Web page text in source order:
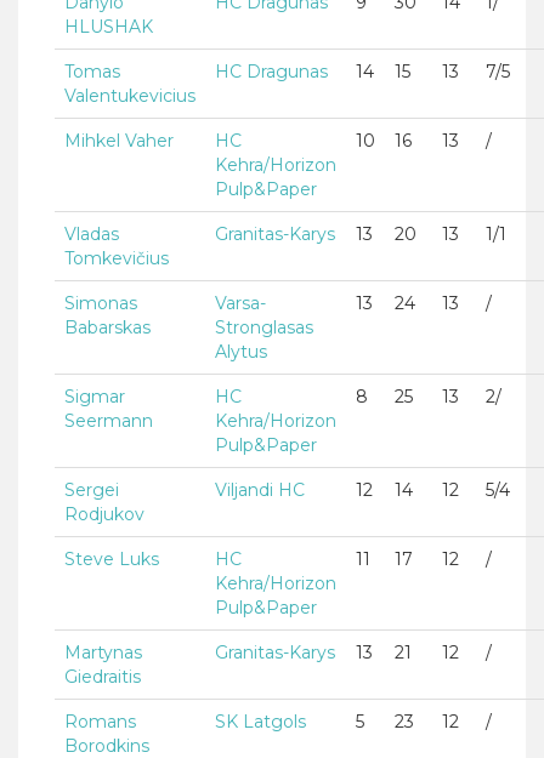
HLUSHAK
Tomas
Valentukevicius
HC Dragunas 14 15 13 7/5
Mihkel Vaher
HC
Kehra/Horizon
Pulp&Paper
10 16 13 /
Vladas
Tomkevičius
Granitas-Karys 13 20 13 1/1
Simonas
Babarskas
Varsa-
Stronglasas
Alytus
13 24 13 /
Sigmar
Seermann
HC
Kehra/Horizon
Pulp&Paper
8 25 13 2/
Sergei
Rodjukov
Viljandi HC 12 14 12 5/4
Steve Luks
HC
Kehra/Horizon
Pulp&Paper
11 17 12 /
Martynas
Giedraitis
Granitas-Karys 13 21 12 /
Romans
Borodkins
SK Latgols 5 23 12 /